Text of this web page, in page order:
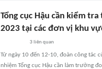
Tổng cục Hậu cần kiểm
2023 tại các đơn vị khu
3 liên quan
Từ ngày 10 đến 12-10, đoàn công tác
nhiệm Tổng cục Hậu cần làm trưởng